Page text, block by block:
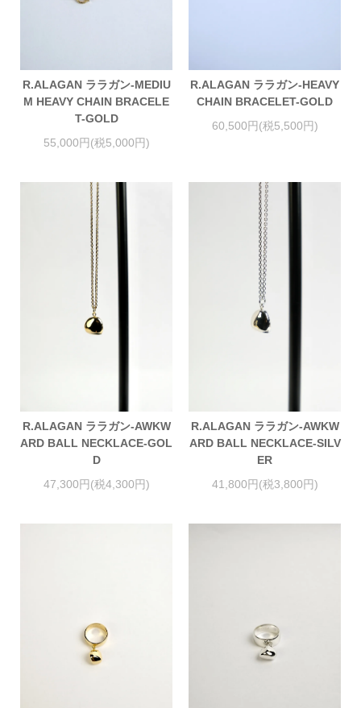
R.ALAGAN ララガン-MEDIU
M HEAVY CHAIN BRACELE
T-GOLD
55,000円(税5,000円)
R.ALAGAN ララガン-HEAVY
CHAIN BRACELET-GOLD
60,500円(税5,500円)
R.ALAGAN ララガン-AWKW
ARD BALL NECKLACE-GOL
D
47,300円(税4,300円)
R.ALAGAN ララガン-AWKW
ARD BALL NECKLACE-SILV
ER
41,800円(税3,800円)